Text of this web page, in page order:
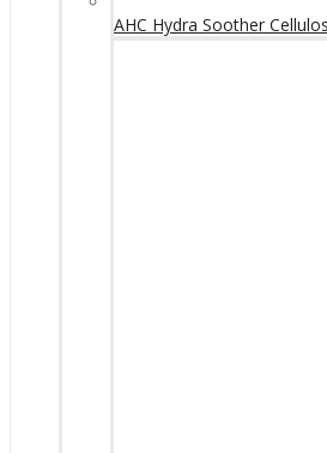
AHC Hydra Soother